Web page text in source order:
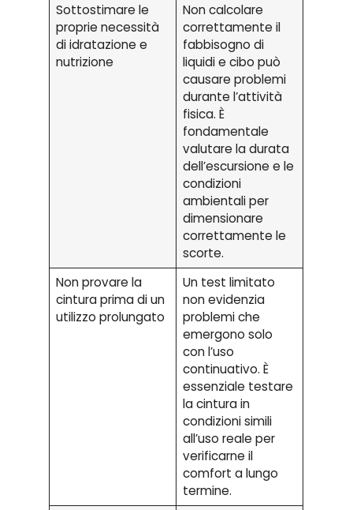
Sottostimare le
proprie necessità
di idratazione e
nutrizione
Non calcolare
correttamente il
fabbisogno di
liquidi e cibo può
causare problemi
durante l’attività
fisica. È
fondamentale
valutare la durata
dell’escursione e le
condizioni
ambientali per
dimensionare
correttamente le
scorte.
Non provare la
cintura prima di un
utilizzo prolungato
Un test limitato
non evidenzia
problemi che
emergono solo
con l’uso
continuativo. È
essenziale testare
la cintura in
condizioni simili
all’uso reale per
verificarne il
comfort a lungo
termine.